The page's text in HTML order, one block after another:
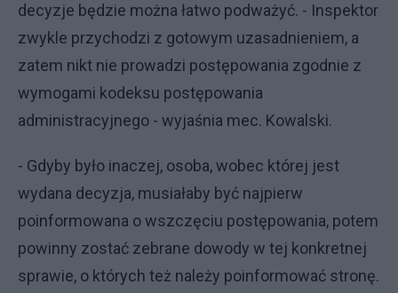
decyzje będzie można łatwo podważyć. - Inspektor
zwykle przychodzi z gotowym uzasadnieniem, a
zatem nikt nie prowadzi postępowania zgodnie z
wymogami kodeksu postępowania
administracyjnego - wyjaśnia mec. Kowalski.
- Gdyby było inaczej, osoba, wobec której jest
wydana decyzja, musiałaby być najpierw
poinformowana o wszczęciu postępowania, potem
powinny zostać zebrane dowody w tej konkretnej
sprawie, o których też należy poinformować stronę.